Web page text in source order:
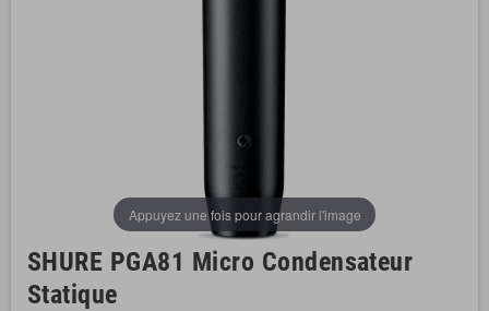
Appuyez une fois pour agrandir l'image
SHURE PGA81 Micro Condensateur
Statique